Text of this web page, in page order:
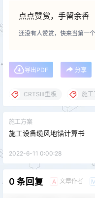
点点赞赏，手留余香
还没有人赞赏，快来当第一个
导出PDF 分享
CRTSⅢ型板 施工
施工方案
施工设备缆风地锚计算书
2022-6-11 0:00:28
0 条回复 A 文章作者